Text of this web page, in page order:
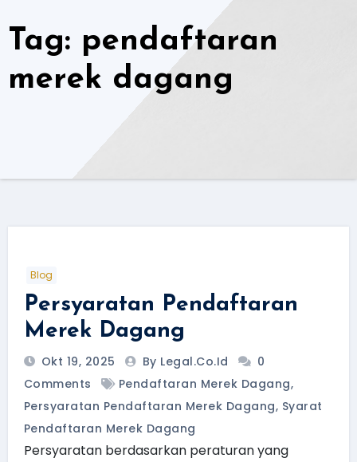
Tag: pendaftaran
merek dagang
Blog
Persyaratan Pendaftaran
Merek Dagang
Okt 19, 2025 By Legal.Co.id
0
Comments
Pendaftaran Merek Dagang,
Persyaratan Pendaftaran Merek Dagang, Syarat
Pendaftaran Merek Dagang
Persyaratan berdasarkan peraturan yang